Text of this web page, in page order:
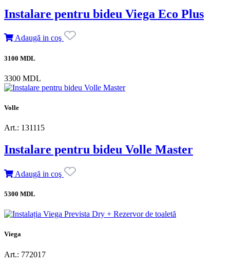
Instalare pentru bideu Viega Eco Plus
Adaugă in coş
3100 MDL
3300 MDL
Volle
Art.: 131115
Instalare pentru bideu Volle Master
Adaugă in coş
5300 MDL
Viega
Art.: 772017